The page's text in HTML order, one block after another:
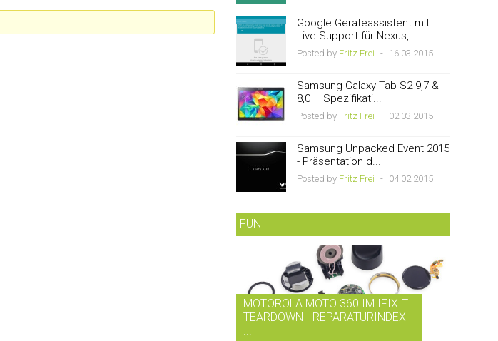
Google Geräteassistent mit
Live Support für Nexus,...
Posted by Fritz Frei - 16.03.2015
Samsung Galaxy Tab S2 9,7 &
8,0 – Spezifikati...
Posted by Fritz Frei - 02.03.2015
Samsung Unpacked Event 2015
- Präsentation d...
Posted by Fritz Frei - 04.02.2015
FUN
MOTOROLA MOTO 360 IM IFIXIT
TEARDOWN - REPARATURINDEX
...